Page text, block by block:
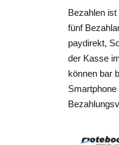
Bezahlen
fünf
paydirekt,
der Kasse
können bar